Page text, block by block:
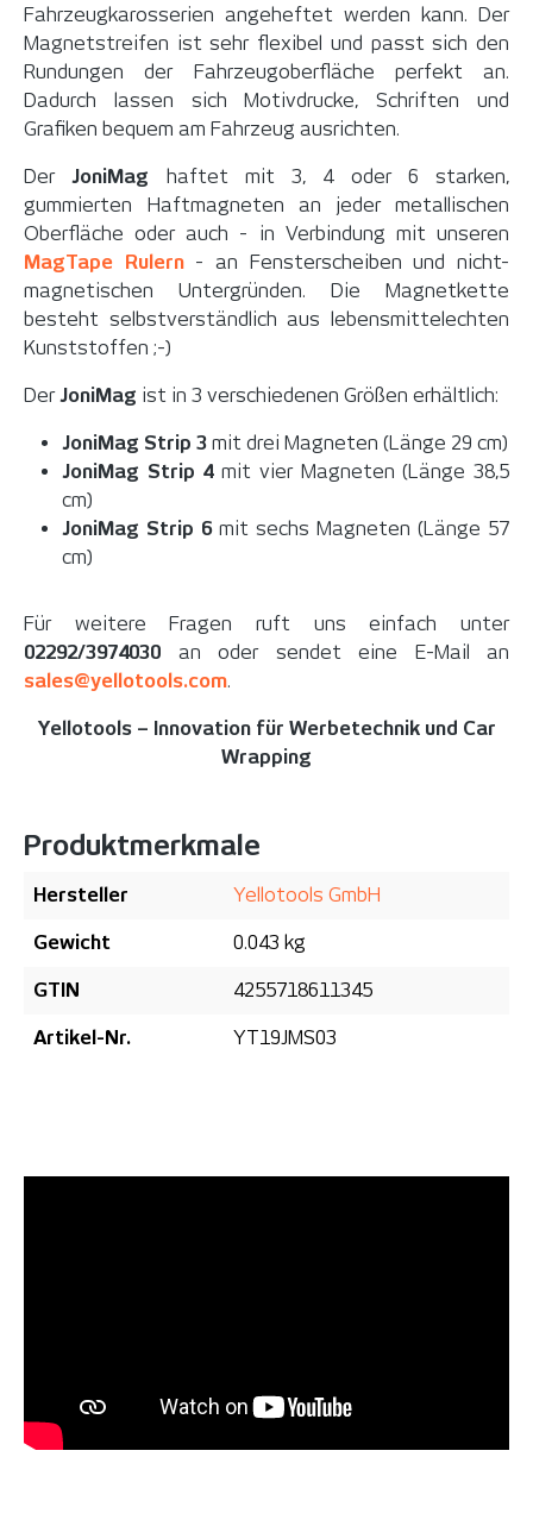
Fahrzeugkarosserien angeheftet werden kann. Der
Magnetstreifen ist sehr flexibel und passt sich den
Rundungen der Fahrzeugoberfläche perfekt an.
Dadurch lassen sich Motivdrucke, Schriften und
Grafiken bequem am Fahrzeug ausrichten.
DerJoniMag
haftet mit 3, 4 oder 6 starken,
gummierten Haftmagneten an jeder metallischen
Oberfläche oder auch - in Verbindung mit unseren
MagTape Rulern- an Fensterscheiben und nicht-
magnetischen Untergründen. Die Magnetkette
besteht selbstverständlich aus lebensmittelechten
Kunststoffen ;-)
DerJoniMag ist in 3 verschiedenen Größen erhältlich:
JoniMag Strip 3 mit drei Magneten (Länge 29 cm)
JoniMag Strip 4mit vier Magneten (Länge 38,5
cm)
JoniMag Strip 6mit sechs Magneten (Länge 57
cm)
Für weitere Fragen ruft uns einfach unter
02292/3974030 an oder sendet eine E-Mail an
sales@yellotools.com.
Yellotools – Innovation für Werbetechnik und Car
Wrapping
Produktmerkmale
Hersteller Yellotools GmbH
Gewicht 0.043 kg
GTIN 4255718611345
Artikel-Nr. YT19JMS03